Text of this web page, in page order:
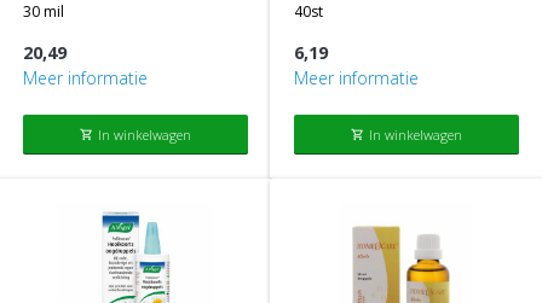
30 mil
20,49
Meer informatie
shopping_cart In winkelwagen
40st
6,19
Meer informatie
shopping_cart In winkelwagen